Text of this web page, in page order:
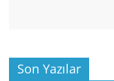
Son Yazılar